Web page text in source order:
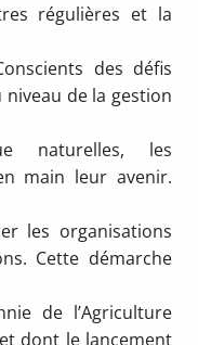
régulières et la
des défis
de la gestion
naturelles, les
main leur avenir.
les organisations
Cette démarche
de l’Agriculture
dont le lancement